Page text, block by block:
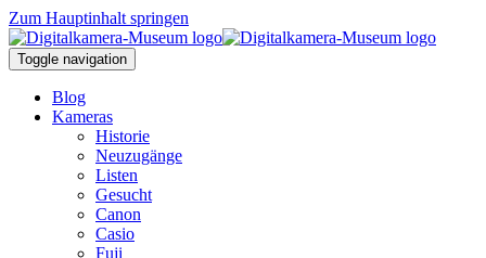
Zum Hauptinhalt springen
Toggle navigation
Blog
Kameras
Historie
Neuzugänge
Listen
Gesucht
Canon
Casio
Fuji